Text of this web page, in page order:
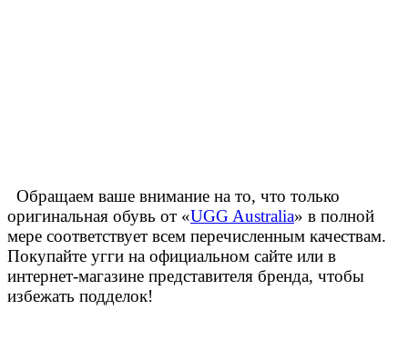
Обращаем ваше внимание на то, что только
оригинальная обувь от «UGG Australia» в полной
мере соответствует всем перечисленным качествам.
Покупайте угги на официальном сайте или в
интернет-магазине представителя бренда, чтобы
избежать подделок!